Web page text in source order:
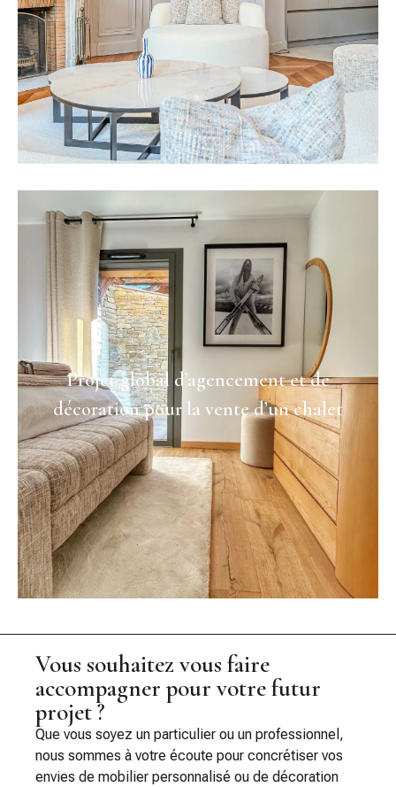
Projet global d’agencement et de
décoration pour la vente d’un chalet
Vous souhaitez vous faire
accompagner pour votre futur
projet ?
Que vous soyez un particulier ou un professionnel,
nous sommes à votre écoute pour concrétiser vos
envies de mobilier personnalisé ou de décoration